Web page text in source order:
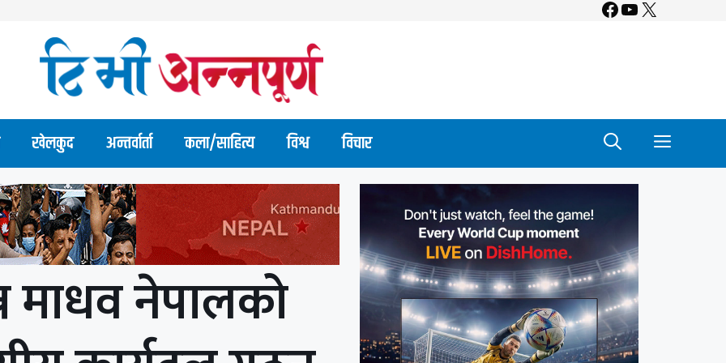
Facebook
YouTube
X
खेलकुद अन्तर्वार्ता कला/साहित्य विश्व विचार
माधव नेपालको